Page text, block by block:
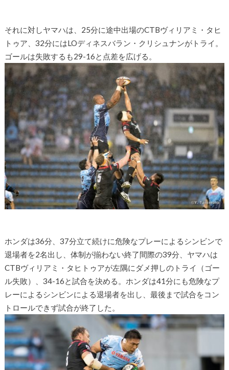
それに対しヤマハは、25分に途中出場のCTBヴィリアミ・タヒ
トゥア、32分にはLOディネスバラン・クリシュナンがトライ。
ゴールは失敗するも29-16と点差を広げる。
ホンダは36分、37分立て続けに危険なプレーによるシンビンで
退場者を2名出し、体制が揃わない終了間際の39分、ヤマハは
CTBヴィリアミ・タヒトゥアが左隅にダメ押しのトライ（ゴー
ル失敗）、34-16と試合を決める。ホンダは41分にも危険なプ
レーによるシンビンによる退場者を出し、最後まで試合をコン
トロールできず試合が終了した。